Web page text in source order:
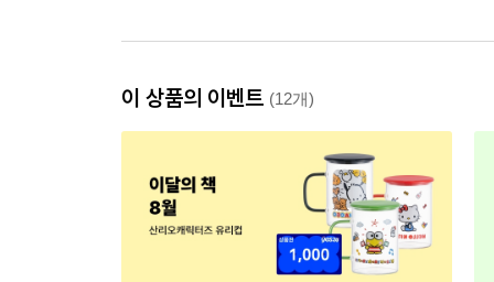
이 상품의 이벤트 (12개)